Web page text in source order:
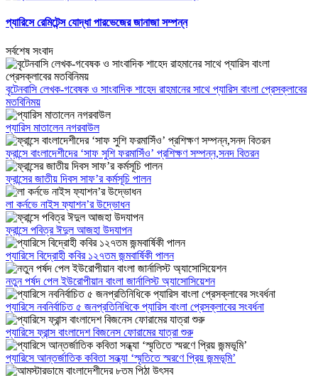
প্যারিসে রেমিটেন্স যোদ্ধা পারভেজের জানাজা সম্পন্ন
সর্বশেষ সংবাদ
বৃটেনবাসি লেখক-গবেষক ও সাংবাদিক শাহেদ রাহমানের সাথে প্যারিস বাংলা প্রেসক্লাবের
মতবিনিময়
প্যারিস মাতালেন নগরবাউল
ফ্রান্সে বাংলাদেশীদের ‘সাফ সুশি ফরমাসিঁও’ প্রশিক্ষণ সম্পন্ন,সনদ বিতরন
ফ্রান্সের জাতীয় দিবস সাফ’র কর্মসূচি পালন
লা কর্নভে নাইস ফ্যাশন’র উদ্ভোধন
ফ্রান্সে পবিত্র ঈদুল আজহা উদযাপন
প্যারিসে বিদ্রোহী কবির ১২৭তম জন্মবার্ষিকী পালন
নতুন পর্ষদ পেল ইউরোপীয়ান বাংলা জার্নালিস্ট অ্যাসোসিয়েশন
প্যারিসে নবনির্বাচিত ৫ জনপ্রতিনিধিকে প্যারিস বাংলা প্রেসক্লাবের সংবর্ধনা
প্যারিসে ফ্রান্স বাংলাদেশ বিজনেস ফোরামের যাত্রা শুরু
প্যারিসে আন্তর্জাতিক কবিতা সন্ধ্যা ‘স্মৃতিতে স্মরণে প্রিয় জন্মভূমি’